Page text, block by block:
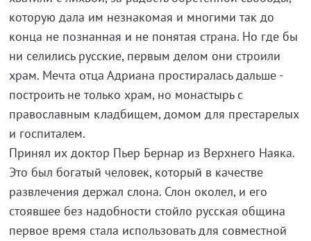
которую дала им незнакомая и многими так до
конца не познанная и не понятая страна. Но где бы
ни селились русские, первым делом они строили
храм. Мечта отца Адриана простиралась дальше -
построить не только храм, но монастырь с
православным кладбищем, домом для престарелых
и госпиталем.
Принял их доктор Пьер Бернар из Верхнего Наяка.
Это был богатый человек, который в качестве
развлечения держал слона. Слон околел, и его
стоявшее без надобности стойло русская община
первое время стала использовать для совместной